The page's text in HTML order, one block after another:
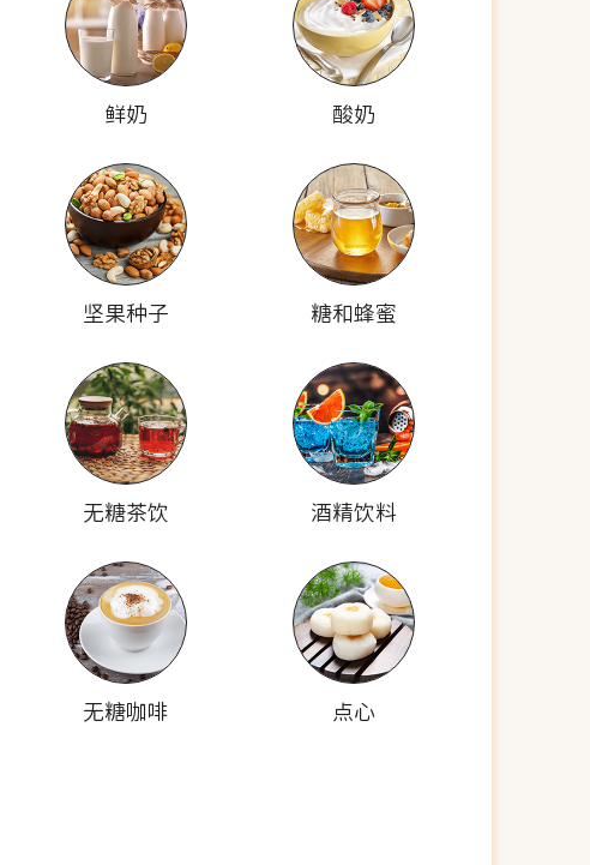
鲜奶 酸奶
坚果种子 糖和蜂蜜
无糖茶饮 酒精饮料
无糖咖啡 点心